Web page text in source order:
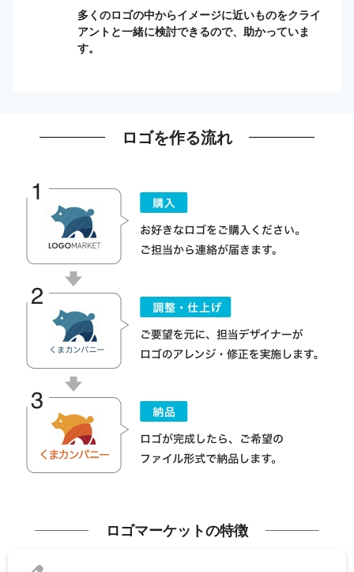
多くのロゴの中からイメージに近いものをクライ
アントと一緒に検討できるので、助かっていま
す。
ロゴを作る流れ
ロゴマーケットの特徴